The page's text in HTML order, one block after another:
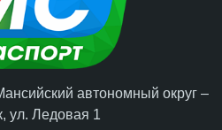
автономный округ –
, ул. Ледовая 1